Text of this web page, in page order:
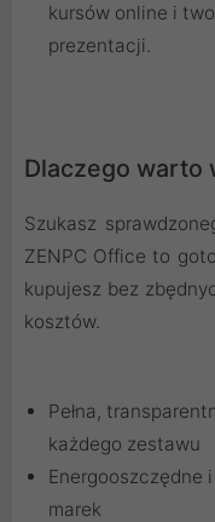
kursów online i
prezentacji.
Dlaczego warto
Szukasz
ZENPC Office to
kupujesz bez
kosztów.
Pełna,
każdego zestawu
Energooszczędne
marek